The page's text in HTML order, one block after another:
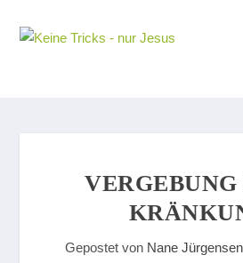
Gepostet von Nane Jürgensen